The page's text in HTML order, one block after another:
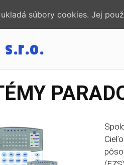
s.r.o.
súbory cookies. Jej